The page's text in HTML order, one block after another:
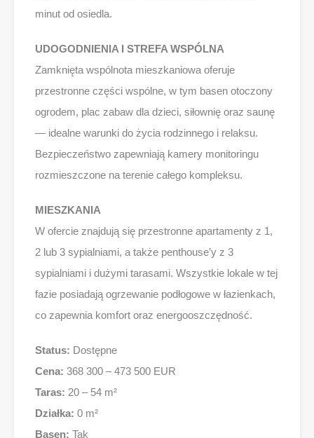
minut od osiedla.
UDOGODNIENIA I STREFA WSPÓLNA
Zamknięta wspólnota mieszkaniowa oferuje
przestronne części wspólne, w tym basen otoczony
ogrodem, plac zabaw dla dzieci, siłownię oraz saunę
— idealne warunki do życia rodzinnego i relaksu.
Bezpieczeństwo zapewniają kamery monitoringu
rozmieszczone na terenie całego kompleksu.
MIESZKANIA
W ofercie znajdują się przestronne apartamenty z 1,
2 lub 3 sypialniami, a także penthouse’y z 3
sypialniami i dużymi tarasami. Wszystkie lokale w tej
fazie posiadają ogrzewanie podłogowe w łazienkach,
co zapewnia komfort oraz energooszczędność.
Status: Dostępne
Cena: 368 300 – 473 500 EUR
Taras: 20 – 54 m²
Działka: 0 m²
Basen: Tak